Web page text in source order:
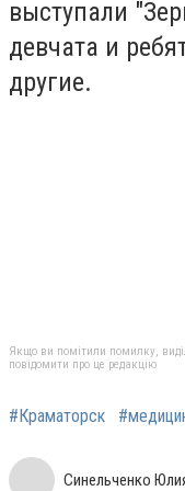
выступали
девчата и
другие.
Якщо ви помітили помилку,
повідомити про це редакцію
#Краматорск
Синельченко